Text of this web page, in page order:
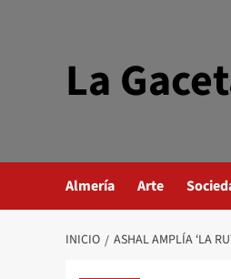
La
Almería Arte
INICIO ASHAL AMPLÍA ‘LA